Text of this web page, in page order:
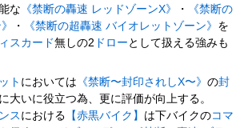
な 《禁断の轟速 レッドゾーンX》 ・
《禁断の
・ 《禁断の超轟速 バイオレットゾーン》 を
スカード無しの2 ドロー として扱える強みも
ト においては 《禁断〜封印されしX〜》の封
大いに役立つ為、更に評価が向上する。
ス における 【赤黒バイク】 は下バイクのコマ